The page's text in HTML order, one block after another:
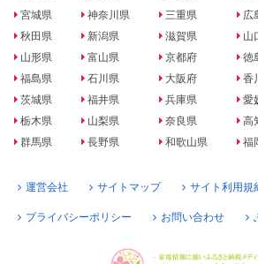
宮城県
秋田県
山形県
福島県
茨城県
栃木県
群馬県
神奈川県
新潟県
富山県
石川県
福井県
山梨県
長野県
三重県
滋賀県
京都府
大阪府
兵庫県
奈良県
和歌山県
広
山
徳
香
愛
高
福
運営会社 サイトマップ サイト利用規
プライバシーポリシー お問い合わせ